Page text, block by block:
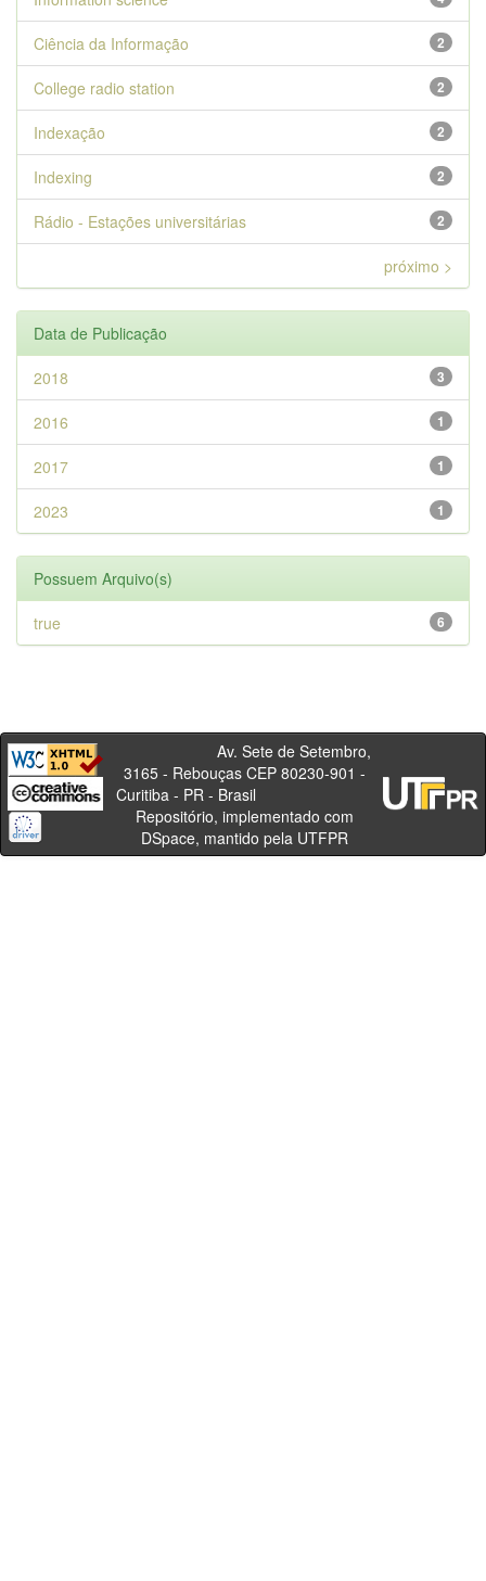
2
Ciência da Informação
2
College radio station
2
Indexação
2
Indexing
2
Rádio - Estações universitárias
próximo >
Data de Publicação
3
2018
1
2016
1
2017
1
2023
Possuem Arquivo(s)
6
true
Av. Sete de Setembro,
3165 - Rebouças CEP 80230-901 -
Curitiba - PR - Brasil
Repositório, implementado com
DSpace, mantido pela UTFPR